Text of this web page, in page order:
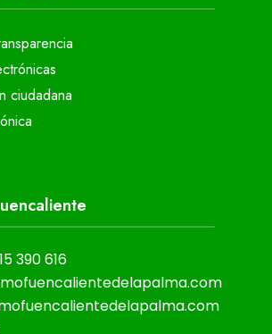
ciudadana
390 616